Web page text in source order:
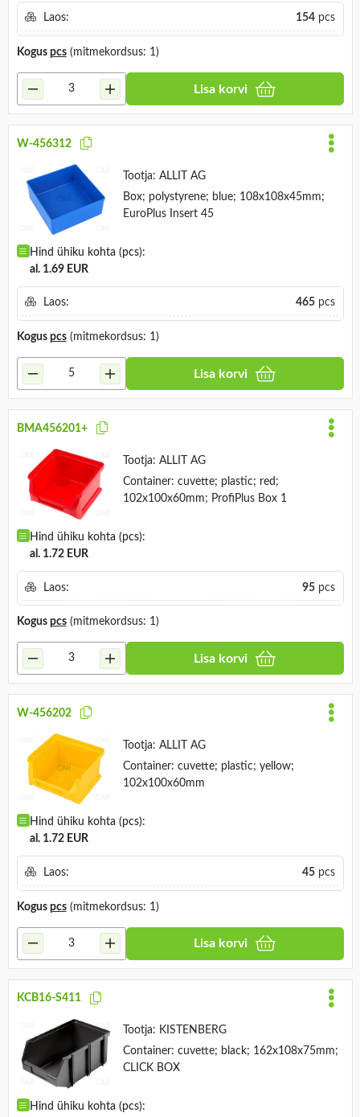
Laos: 154pcs
Kogus pcs(mitmekordsus: 1)
Lisa korvi
W-456312
Tootja: ALLIT AG
Box; polystyrene; blue; 108x108x45mm;
EuroPlus Insert 45
Hind ühiku kohta (pcs):
al. 1.69 EUR
Laos: 465pcs
Kogus pcs(mitmekordsus: 1)
Lisa korvi
BMA456201+
Tootja: ALLIT AG
Container: cuvette; plastic; red;
102x100x60mm; ProfiPlus Box 1
Hind ühiku kohta (pcs):
al. 1.72 EUR
Laos: 95pcs
Kogus pcs(mitmekordsus: 1)
Lisa korvi
W-456202
Tootja: ALLIT AG
Container: cuvette; plastic; yellow;
102x100x60mm
Hind ühiku kohta (pcs):
al. 1.72 EUR
Laos: 45pcs
Kogus pcs(mitmekordsus: 1)
Lisa korvi
KCB16-S411
Tootja: KISTENBERG
Container: cuvette; black; 162x108x75mm;
CLICK BOX
Hind ühiku kohta (pcs):